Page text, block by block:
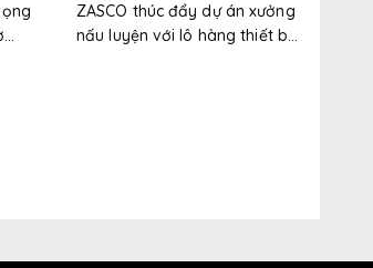
ZASCO thúc đẩy dự án xưởng
nấu luyện với lô hàng thiết bị